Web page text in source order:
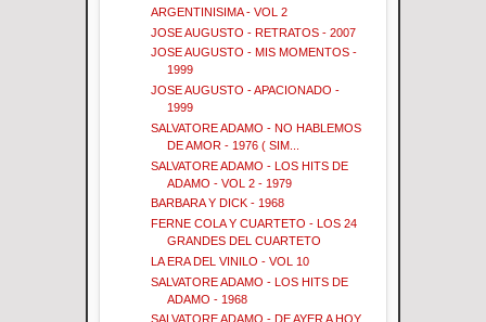
ARGENTINISIMA - VOL 2
JOSE AUGUSTO - RETRATOS - 2007
JOSE AUGUSTO - MIS MOMENTOS -
1999
JOSE AUGUSTO - APACIONADO -
1999
SALVATORE ADAMO - NO HABLEMOS
DE AMOR - 1976 ( SIM...
SALVATORE ADAMO - LOS HITS DE
ADAMO - VOL 2 - 1979
BARBARA Y DICK - 1968
FERNE COLA Y CUARTETO - LOS 24
GRANDES DEL CUARTETO
LA ERA DEL VINILO - VOL 10
SALVATORE ADAMO - LOS HITS DE
ADAMO - 1968
SALVATORE ADAMO - DE AYER A HOY